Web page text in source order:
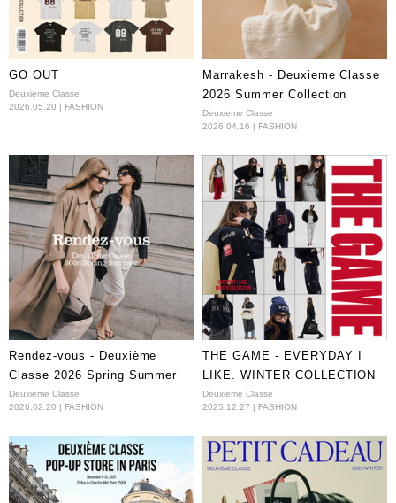
GO OUT
Deuxieme Classe
2026.05.20 | FASHION
Marrakesh - Deuxieme Classe
2026 Summer Collection
Deuxieme Classe
2026.04.16 | FASHION
Rendez-vous - Deuxième
Classe 2026 Spring Summer
Deuxieme Classe
2026.02.20 | FASHION
THE GAME - EVERYDAY I
LIKE. WINTER COLLECTION
Deuxieme Classe
2025.12.27 | FASHION